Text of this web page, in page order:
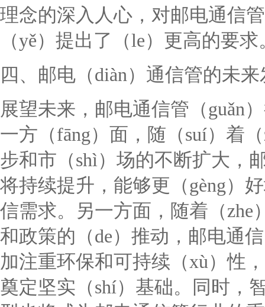
理念的深入人心，对邮电通信
（yě）提出了（le）更高的要求
四、邮电（diàn）通信管的未
展望未来，邮电通信管（guǎn
一方（fāng）面，随（suí）着
步和市（shì）场的不断扩大，
将持续提升，能够更（gèng）
信需求。另一方面，随着（
和政策的（de）推动，邮电通
加注重环保和可持续（xù）性
奠定坚实（shí）基础。同时，